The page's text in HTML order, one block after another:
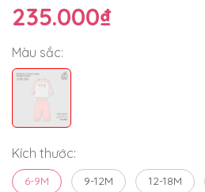
235.000₫
Màu sắc:
Kích thước:
6-9M 9-12M 12-18M